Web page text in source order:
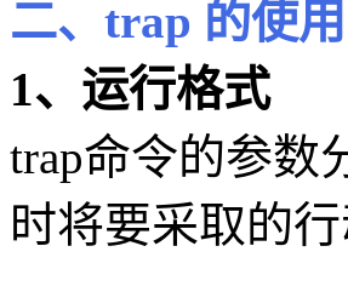
二、trap 的使用
1、运行格式
trap命令的参数
时将要采取的